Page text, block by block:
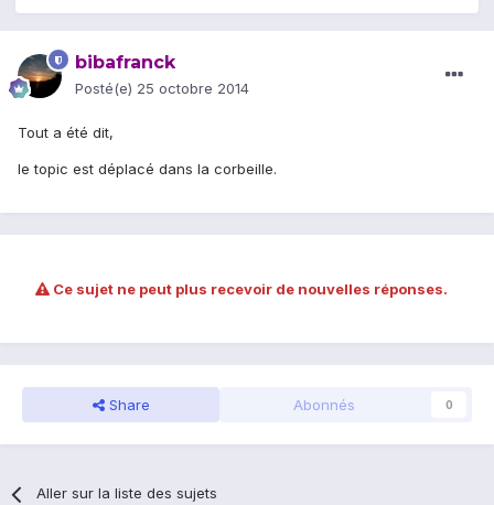
bibafranck
Posté(e) 25 octobre 2014
Tout a été dit,
le topic est déplacé dans la corbeille.
Ce sujet ne peut plus recevoir de nouvelles réponses.
Share Abonnés 0
Aller sur la liste des sujets